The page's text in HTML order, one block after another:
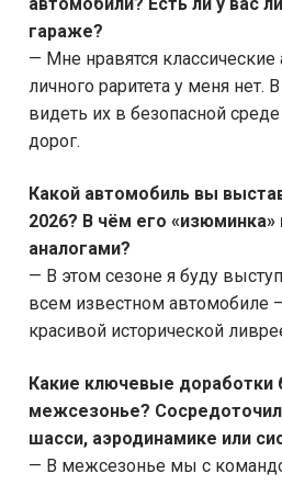
автомобили? Есть ли у вас
гараже?
— Мне нравятся
личного раритета у меня
видеть их в безопасной
дорог.
Какой автомобиль вы
2026? В чём его «изюминка»
аналогами?
— В этом сезоне я буду
всем известном автомобиле
красивой исторической
Какие ключевые доработки
межсезонье?
шасси, аэродинамике или
— В межсезонье мы с